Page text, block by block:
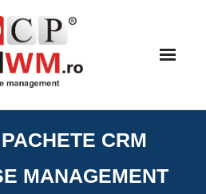
CRM
MANAGEMENT